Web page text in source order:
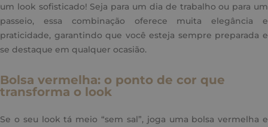
um look sofisticado! Seja para um dia de trabalho ou para um
passeio, essa combinação oferece muita elegância e
praticidade, garantindo que você esteja sempre preparada e
se destaque em qualquer ocasião.
Bolsa vermelha: o ponto de cor que
transforma o look
Se o seu look tá meio “sem sal”, joga uma bolsa vermelha e